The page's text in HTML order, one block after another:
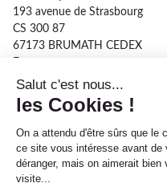
193 avenue de Strasbourg
CS 300 87
67173 BRUMATH CEDEX
France
03 90 29 26 56
A propos